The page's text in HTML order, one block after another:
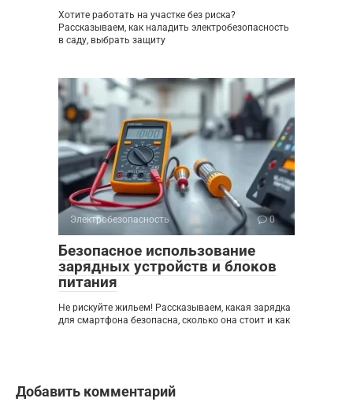
Хотите работать на участке без риска?
Рассказываем, как наладить электробезопасность
в саду, выбрать защиту
Электробезопасность 0
Безопасное использование
зарядных устройств и блоков
питания
Не рискуйте жильем! Рассказываем, какая зарядка
для смартфона безопасна, сколько она стоит и как
Добавить комментарий